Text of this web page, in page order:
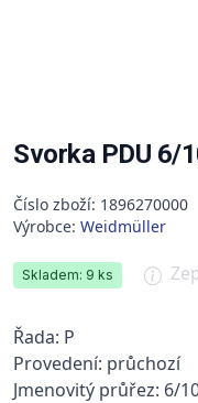
Svorka PDU 6/
Číslo zboží: 1896270000
Výrobce: Weidmüller
Skladem: 9 ks
Řada: P
Provedení: průchozí
Jmenovitý průřez: 6/